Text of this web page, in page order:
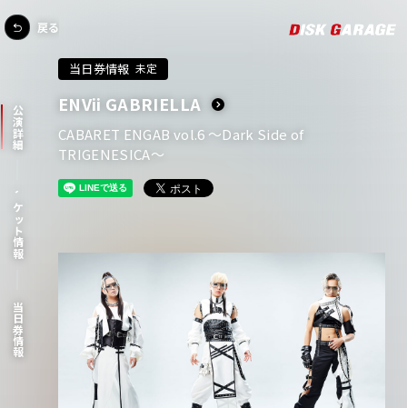
公演詳細
チケット情報
当日券情報
当日券情報 未定
ENVii GABRIELLA
CABARET ENGAB vol.6 ～Dark Side of
TRIGENESICA～
戻る